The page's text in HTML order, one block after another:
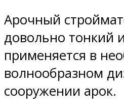
Арочный
довольно тонкий
применяется в
волнообразном
сооружении арок.